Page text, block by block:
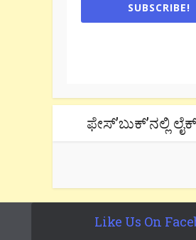
SUBSCRIBE!
ಫೇಸ್’ಬುಕ್’ನಲ್ಲಿ
Like Us On